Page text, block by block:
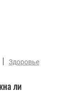
|
Здоровье
ли